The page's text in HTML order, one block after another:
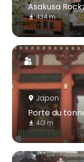
Asakusa
434 m
Japon
Porte du
401 m